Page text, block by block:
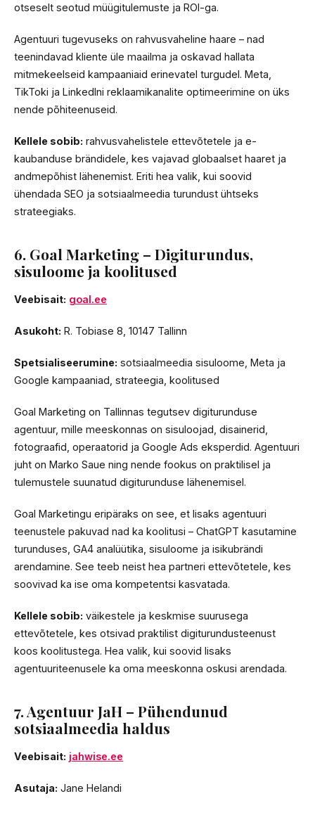
otseselt seotud müügitulemuste ja ROI-ga.
Agentuuri tugevuseks on rahvusvaheline haare – nad
teenindavad kliente üle maailma ja oskavad hallata
mitmekeelseid kampaaniaid erinevatel turgudel. Meta,
TikToki ja LinkedIni reklaamikanalite optimeerimine on üks
nende põhiteenuseid.
Kellele sobib: rahvusvahelistele ettevõtetele ja e-
kaubanduse brändidele, kes vajavad globaalset haaret ja
andmepõhist lähenemist. Eriti hea valik, kui soovid
ühendada SEO ja sotsiaalmeedia turundust ühtseks
strateegiaks.
6. Goal Marketing – Digiturundus,
sisuloome ja koolitused
Veebisait: goal.ee
Asukoht: R. Tobiase 8, 10147 Tallinn
Spetsialiseerumine: sotsiaalmeedia sisuloome, Meta ja
Google kampaaniad, strateegia, koolitused
Goal Marketing on Tallinnas tegutsev digiturunduse
agentuur, mille meeskonnas on sisuloojad, disainerid,
fotograafid, operaatorid ja Google Ads eksperdid. Agentuuri
juht on Marko Saue ning nende fookus on praktilisel ja
tulemustele suunatud digiturunduse lähenemisel.
Goal Marketingu eripäraks on see, et lisaks agentuuri
teenustele pakuvad nad ka koolitusi – ChatGPT kasutamine
turunduses, GA4 analüütika, sisuloome ja isikubrändi
arendamine. See teeb neist hea partneri ettevõtetele, kes
soovivad ka ise oma kompetentsi kasvatada.
Kellele sobib: väikestele ja keskmise suurusega
ettevõtetele, kes otsivad praktilist digiturundusteenust
koos koolitustega. Hea valik, kui soovid lisaks
agentuuriteenusele ka oma meeskonna oskusi arendada.
7. Agentuur JaH – Pühendunud
sotsiaalmeedia haldus
Veebisait: jahwise.ee
Asutaja: Jane Helandi